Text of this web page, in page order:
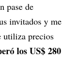
pase de
invitados y me
utiliza precios
los US$ 280